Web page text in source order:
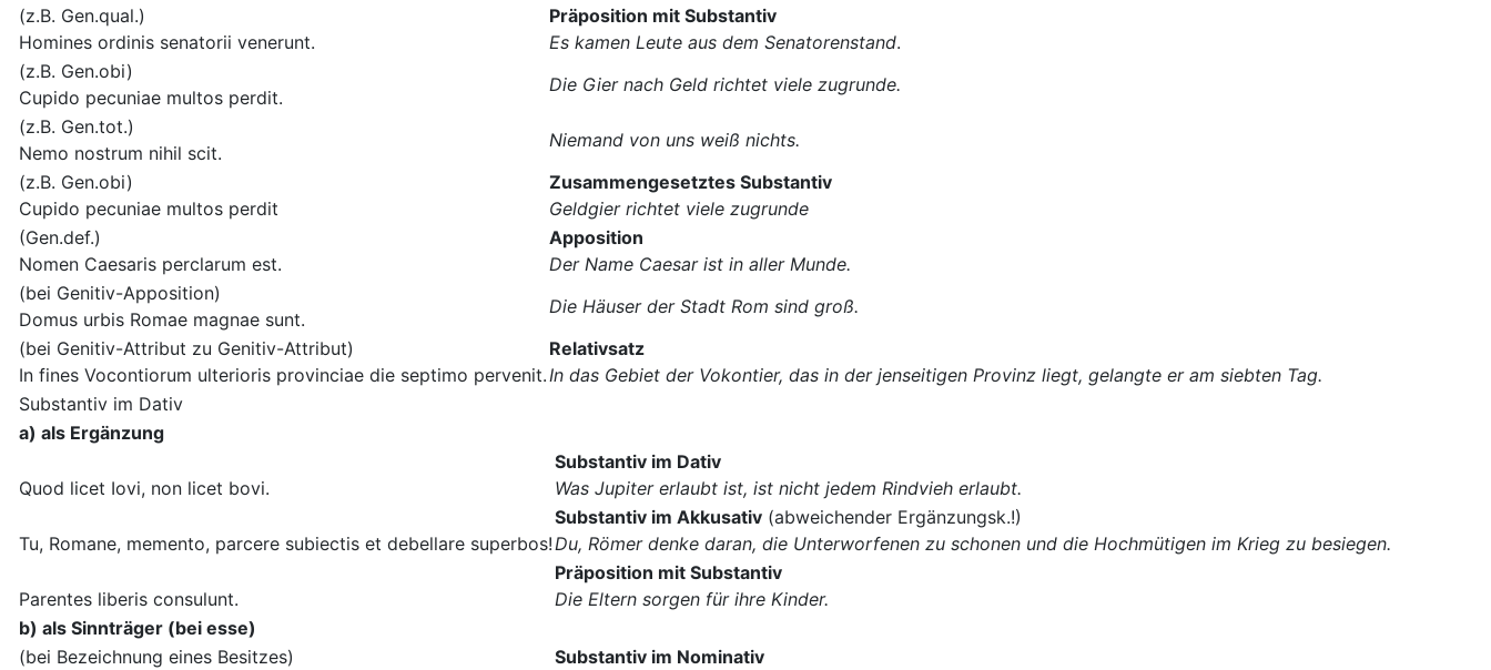
(z.B. Gen.qual.)
Homines ordinis senatorii venerunt.
Präposition mit Substantiv
Es kamen Leute aus dem Senatorenstand.
(z.B. Gen.obi)
Cupido pecuniae multos perdit.
Die Gier nach Geld richtet viele zugrunde.
(z.B. Gen.tot.)
Nemo nostrum nihil scit.
Niemand von uns weiß nichts.
(z.B. Gen.obi)
Cupido pecuniae multos perdit
Zusammengesetztes Substantiv
Geldgier richtet viele zugrunde
(Gen.def.)
Nomen Caesaris perclarum est.
Apposition
Der Name Caesar ist in aller Munde.
(bei Genitiv-Apposition)
Domus urbis Romae magnae sunt.
Die Häuser der Stadt Rom sind groß.
(bei Genitiv-Attribut zu Genitiv-Attribut)
In fines Vocontiorum ulterioris provinciae die septimo pervenit.
Relativsatz
In das Gebiet der Vokontier, das in der jenseitigen Provinz liegt, gelangte er am siebten Tag.
Substantiv im Dativ
a) als Ergänzung
Quod licet Iovi, non licet bovi.
Substantiv im Dativ
Was Jupiter erlaubt ist, ist nicht jedem Rindvieh erlaubt.
Tu, Romane, memento, parcere subiectis et debellare superbos!
Substantiv im Akkusativ (abweichender Ergänzungsk.!)
Du, Römer denke daran, die Unterworfenen zu schonen und die Hochmütigen im Krieg zu besiegen.
Parentes liberis consulunt.
Präposition mit Substantiv
Die Eltern sorgen für ihre Kinder.
b) als Sinnträger (bei esse)
(bei Bezeichnung eines Besitzes)
Substantiv im Nominativ